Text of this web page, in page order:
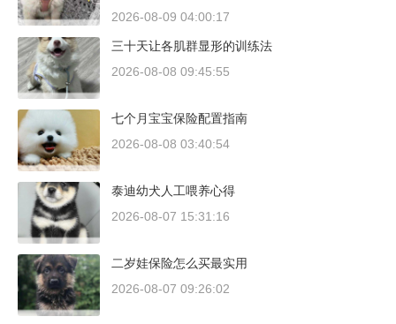
工作性能得出的结论。若将两者置于同等体重级
犬拥有压倒性的胜率。
2026-08-09 04:00:17
三十天让各肌群显形的训练法
2026-08-08 09:45:55
七个月宝宝保险配置指南
2026-08-08 03:40:54
泰迪幼犬人工喂养心得
2026-08-07 15:31:16
二岁娃保险怎么买最实用
2026-08-07 09:26:02